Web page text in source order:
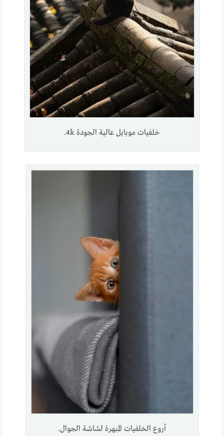
خلفيات موبايل عالية الجودة 4k.
أروع الخلفيات المبهرة لشاشة الجوال.